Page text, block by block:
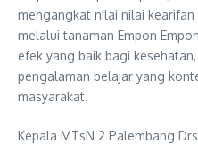
mengangkat nilai nilai
melalui tanaman Empon
efek yang baik bagi
pengalaman belajar yang
masyarakat.
Kepala MTsN 2 Palembang